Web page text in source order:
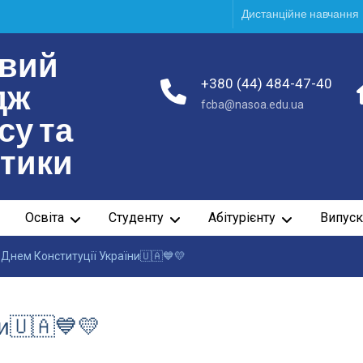
Дистанційне навчання
та
+380 (44) 484-47-40
fcba@nasoa.edu.ua
Освіта Студенту Абітурієнту
Конституції України🇺🇦💙💛